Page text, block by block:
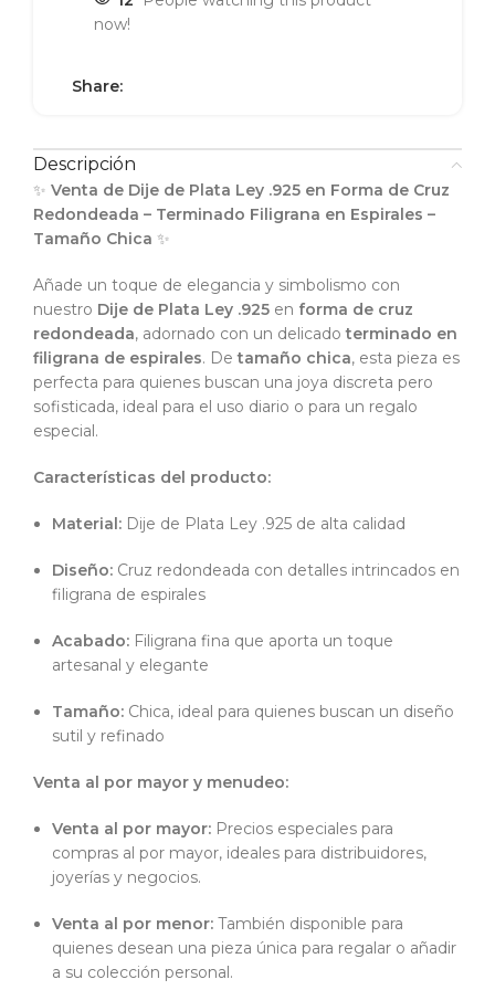
now!
Share:
Descripción
✨ Venta de Dije de Plata Ley .925 en Forma de Cruz
Redondeada – Terminado Filigrana en Espirales –
Tamaño Chica ✨
Añade un toque de elegancia y simbolismo con
nuestro Dije de Plata Ley .925 en forma de cruz
redondeada, adornado con un delicadoterminado en
filigrana de espirales. Detamaño chica, esta pieza es
perfecta para quienes buscan una joya discreta pero
sofisticada, ideal para el uso diario o para un regalo
especial.
Características del producto:
Material: Dije de Plata Ley .925 de alta calidad
Diseño: Cruz redondeada con detalles intrincados en
filigrana de espirales
Acabado: Filigrana fina que aporta un toque
artesanal y elegante
Tamaño: Chica, ideal para quienes buscan un diseño
sutil y refinado
Venta al por mayor y menudeo:
Venta al por mayor: Precios especiales para
compras al por mayor, ideales para distribuidores,
joyerías y negocios.
Venta al por menor: También disponible para
quienes desean una pieza única para regalar o añadir
a su colección personal.